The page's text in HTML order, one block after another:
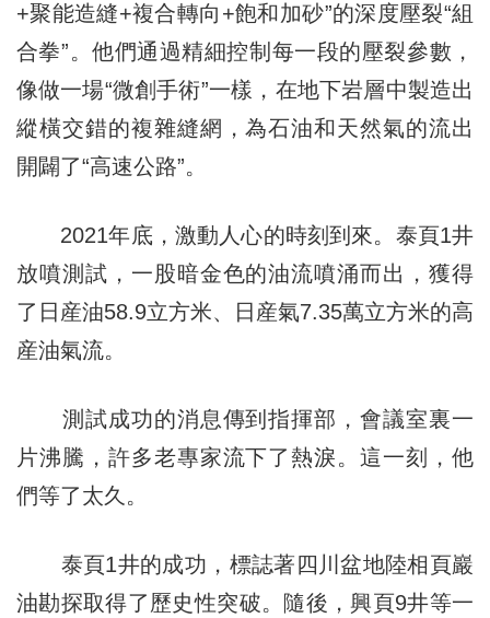
+聚能造縫+複合轉向+飽和加砂”的深度壓裂“組
合拳”。他們通過精細控制每一段的壓裂參數，
像做一場“微創手術”一樣，在地下岩層中製造出
縱橫交錯的複雜縫網，為石油和天然氣的流出
開闢了“高速公路”。
2021年底，激動人心的時刻到來。泰頁1井
放噴測試，一股暗金色的油流噴涌而出，獲得
了日産油58.9立方米、日産氣7.35萬立方米的高
産油氣流。
測試成功的消息傳到指揮部，會議室裏一
片沸騰，許多老專家流下了熱淚。這一刻，他
們等了太久。
泰頁1井的成功，標誌著四川盆地陸相頁巖
油勘探取得了歷史性突破。隨後，興頁9井等一